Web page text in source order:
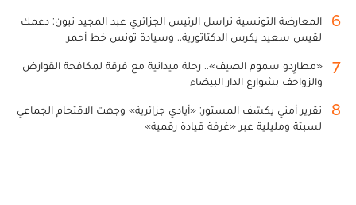
6
المعارضة التونسية تراسل الرئيس الجزائري عبد المجيد تبون: دعمك
لقيس سعيد يكرس الدكتاتورية.. وسيادة تونس خط أحمر
7
«مطارِدو سموم الصيف».. رحلة ميدانية مع فرقة لمكافحة القوارض
والزواحف بشوارع الدار البيضاء
8
تقرير أمني يكشف المستور: «أيادي جزائرية» وجهت الاقتحام الجماعي
لسبتة ومليلية عبر «غرفة قيادة رقمية»